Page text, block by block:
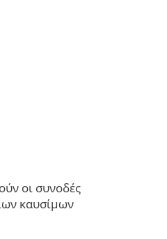
οι συνοδές
καυσίμων